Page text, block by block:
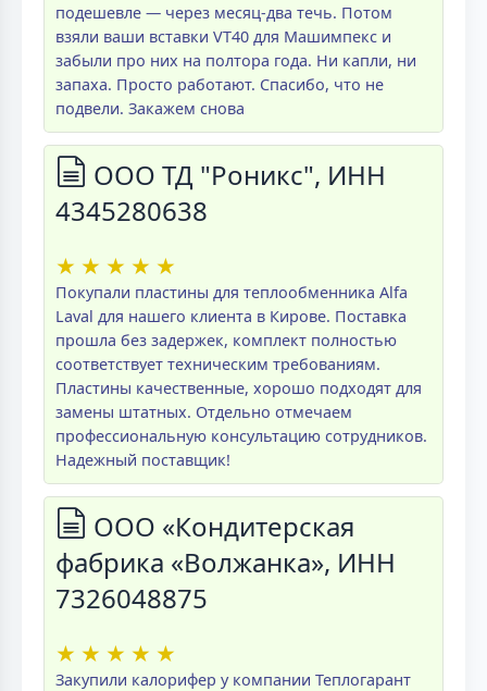
подешевле — через месяц-два течь. Потом
взяли ваши вставки VT40 для Машимпекс и
забыли про них на полтора года. Ни капли, ни
запаха. Просто работают. Спасибо, что не
подвели. Закажем снова
ООО ТД "Роникс", ИНН
4345280638
★ ★ ★ ★ ★
Покупали пластины для теплообменника Alfa
Laval для нашего клиента в Кирове. Поставка
прошла без задержек, комплект полностью
соответствует техническим требованиям.
Пластины качественные, хорошо подходят для
замены штатных. Отдельно отмечаем
профессиональную консультацию сотрудников.
Надежный поставщик!
ООО «Кондитерская
фабрика «Волжанка», ИНН
7326048875
★ ★ ★ ★ ★
Закупили калорифер у компании Теплогарант